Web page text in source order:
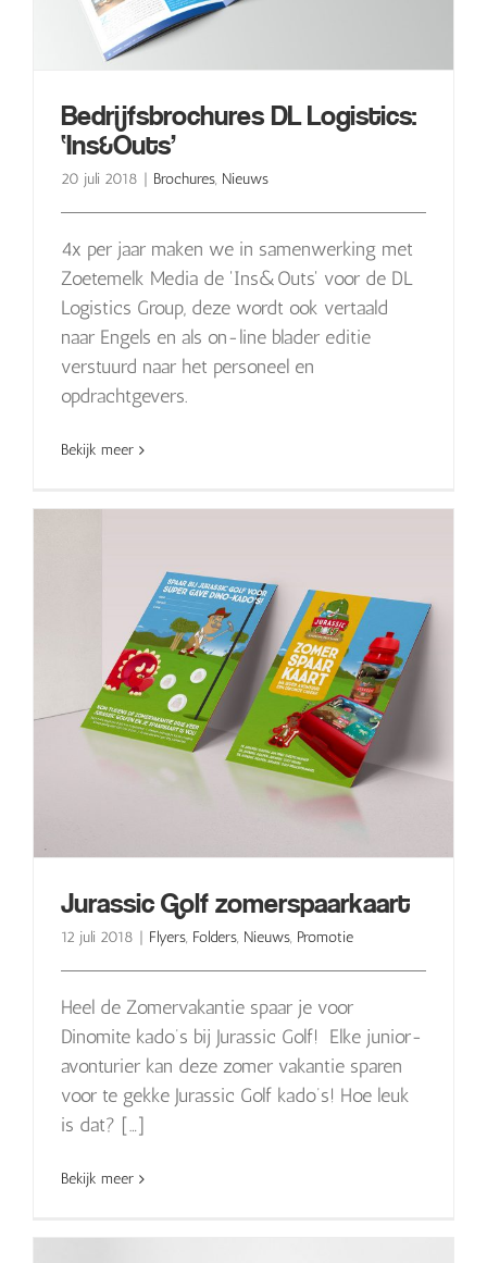
Bedrijfsbrochures DL Logistics:
‘Ins&Outs’
20 juli 2018 | Brochures, Nieuws
4x per jaar maken we in samenwerking met
Zoetemelk Media de 'Ins&Outs' voor de DL
Logistics Group, deze wordt ook vertaald
naar Engels en als on-line blader editie
verstuurd naar het personeel en
opdrachtgevers.
Bekijk meer
Jurassic Golf zomerspaarkaart
12 juli 2018 | Flyers, Folders, Nieuws, Promotie
Heel de Zomervakantie spaar je voor
Dinomite kado’s bij Jurassic Golf! Elke junior-
avonturier kan deze zomer vakantie sparen
voor te gekke Jurassic Golf kado’s! Hoe leuk
is dat? […]
Bekijk meer